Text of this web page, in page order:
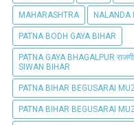
MAHARASHTRA NALANDA
PATNA BODH GAYA BIHAR
PATNA GAYA BHAGALPUR
SIWAN BIHAR
PATNA BIHAR BEGUSARAI
PATNA BIHAR BEGUSARAI